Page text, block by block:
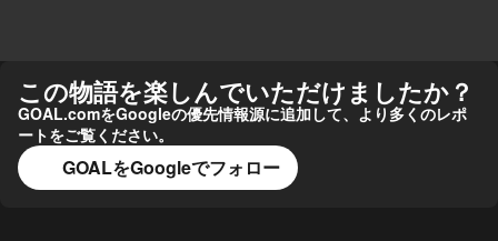
この物語を楽しんでいただけましたか？
GOAL.comをGoogleの優先情報源に追加して、より多くのレポ
ートをご覧ください。
GOALをGoogleでフォロー